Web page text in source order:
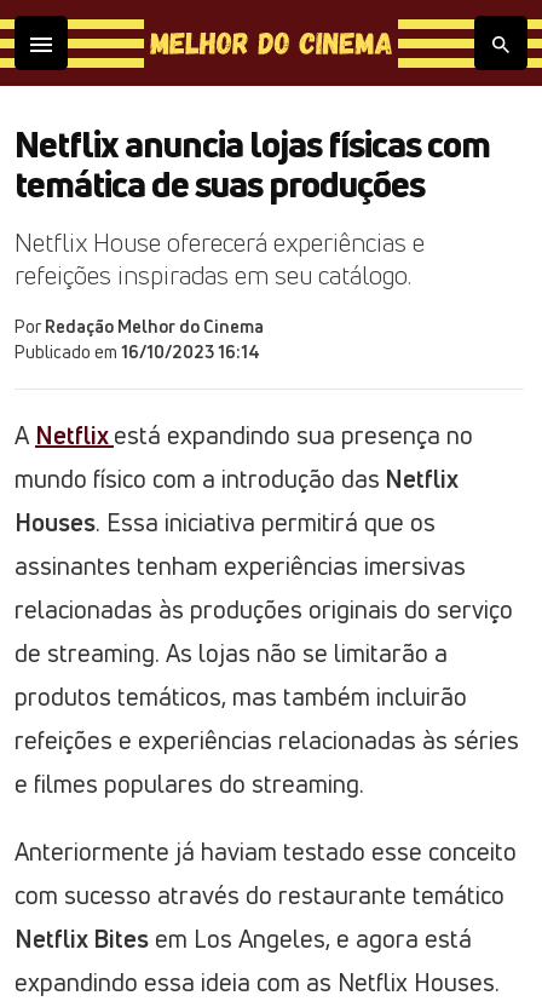
Netflix anuncia lojas físicas com
temática de suas produções
Netflix House oferecerá experiências e
refeições inspiradas em seu catálogo.
Por Redação Melhor do Cinema
Publicado em 16/10/2023 16:14
A Netflixestá expandindo sua presença no
mundo físico com a introdução das Netflix
Houses. Essa iniciativa permitirá que os
assinantes tenham experiências imersivas
relacionadas às produções originais do serviço
de streaming. As lojas não se limitarão a
produtos temáticos, mas também incluirão
refeições e experiências relacionadas às séries
e filmes populares do streaming.
Anteriormente já haviam testado esse conceito
com sucesso através do restaurante temático
Netflix Bites em Los Angeles, e agora está
expandindo essa ideia com as Netflix Houses.